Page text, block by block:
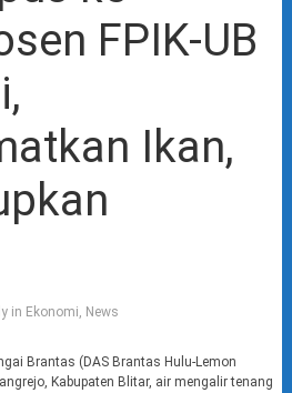
FPIK-UB
Ikan,
in Ekonomi, News
Brantas (DAS Brantas Hulu-Lemon
Kabupaten Blitar, air mengalir tenang